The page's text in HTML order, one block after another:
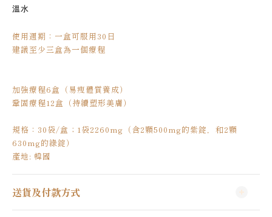
溫水
使用週期：一盒可服用30日
建議至少三盒為一個療程
加強療程6盒（易瘦體質養成）
鞏固療程12盒（持續塑形美膚）
規格：30袋/盒；1袋2260mg（含2顆500mg的紫錠，和2顆
630mg的綠錠）
產地: 韓國
送貨及付款方式